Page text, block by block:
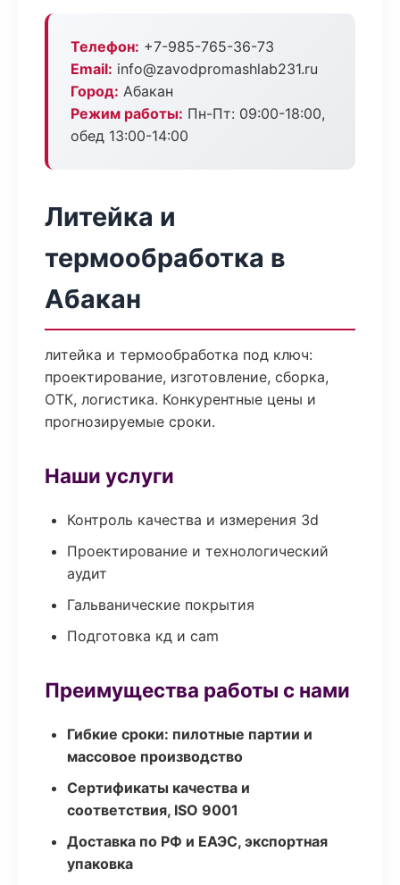
Телефон: +7-985-765-36-73
Email: info@zavodpromashlab231.ru
Город: Абакан
Режим работы: Пн-Пт: 09:00-18:00,
обед 13:00-14:00
Литейка и
термообработка в
Абакан
литейка и термообработка под ключ:
проектирование, изготовление, сборка,
ОТК, логистика. Конкурентные цены и
прогнозируемые сроки.
Наши услуги
Контроль качества и измерения 3d
Проектирование и технологический
аудит
Гальванические покрытия
Подготовка кд и cam
Преимущества работы с нами
Гибкие сроки: пилотные партии и
массовое производство
Сертификаты качества и
соответствия, ISO 9001
Доставка по РФ и ЕАЭС, экспортная
упаковка